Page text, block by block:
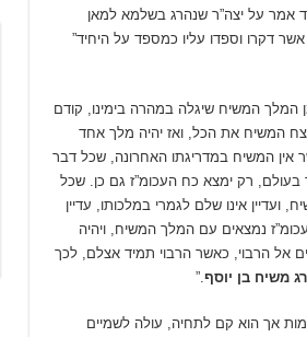
אמר על יצה”ר שנהרג בשלמא למאן
אשר דקרו וספדו עליו כמספד על היחיד”
המלך המשיח שיגלה במהרה בימינו, קודם
המשיח את הכל, ואז יהיה מלך אחד
אין המשיח במדריגתו האחרונה, שכל דבר
בעולם, רק ימצא כח העכומ”ז גם כן. שכל
אינו שלם לגמרי במלכותו, עדיין
נמצאים עם המלך המשיח, ויהיה
אל הרבוי, כאשר הרבוי תמיד אצלם, לכך
משיח בן יוסף .”
אך הוא קם לתחיה, עולה לשמיים